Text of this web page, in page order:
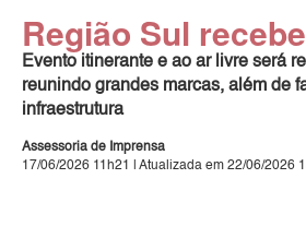
Região Sul
Evento itinerante e ao ar livre será
reunindo grandes marcas, além de
infraestrutura
Assessoria de Imprensa
17/06/2026 11h21 | Atualizada em 22/06/2026